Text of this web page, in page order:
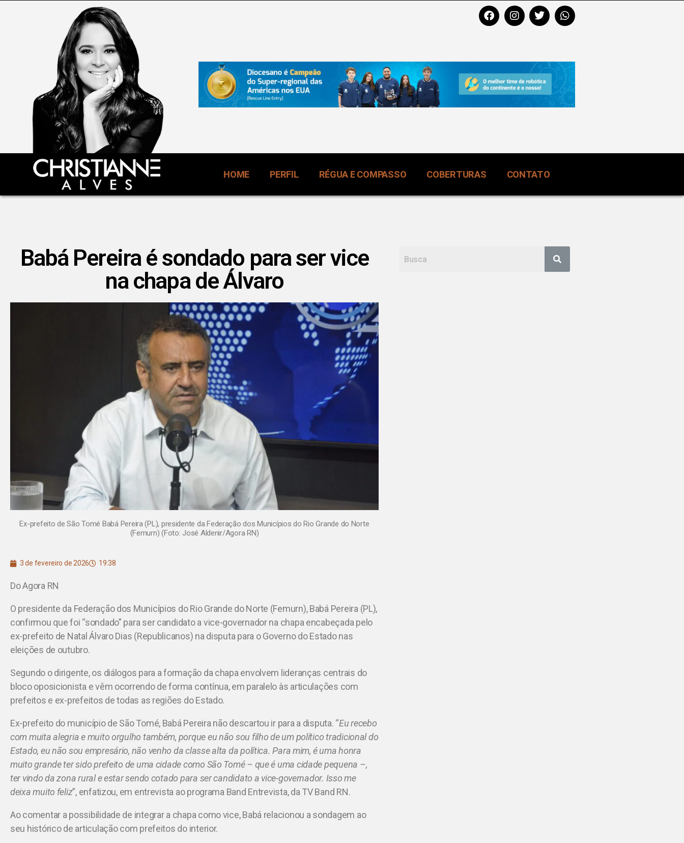
HOME PERFIL RÉGUA E COMPASSO COBERTURAS CONTATO
Babá Pereira é sondado para ser vice
na chapa de Álvaro
Ex-prefeito de São Tomé Babá Pereira (PL), presidente da Federação dos Municípios do Rio Grande do Norte
(Femurn) (Foto: José Aldenir/Agora RN)
3 de fevereiro de 2026 19:38
Do Agora RN
O presidente da Federação dos Municípios do Rio Grande do Norte (Femurn), Babá Pereira (PL),
confirmou que foi “sondado” para ser candidato a vice-governador na chapa encabeçada pelo
ex-prefeito de Natal Álvaro Dias (Republicanos) na disputa para o Governo do Estado nas
eleições de outubro.
Segundo o dirigente, os diálogos para a formação da chapa envolvem lideranças centrais do
bloco oposicionista e vêm ocorrendo de forma contínua, em paralelo às articulações com
prefeitos e ex-prefeitos de todas as regiões do Estado.
Ex-prefeito do município de São Tomé, Babá Pereira não descartou ir para a disputa. “Eu recebo
com muita alegria e muito orgulho também, porque eu não sou filho de um político tradicional do
Estado, eu não sou empresário, não venho da classe alta da política. Para mim, é uma honra
muito grande ter sido prefeito de uma cidade como São Tomé – que é uma cidade pequena –,
ter vindo da zona rural e estar sendo cotado para ser candidato a vice-governador. Isso me
deixa muito feliz”, enfatizou, em entrevista ao programa Band Entrevista, da TV Band RN.
Ao comentar a possibilidade de integrar a chapa como vice, Babá relacionou a sondagem ao
seu histórico de articulação com prefeitos do interior.